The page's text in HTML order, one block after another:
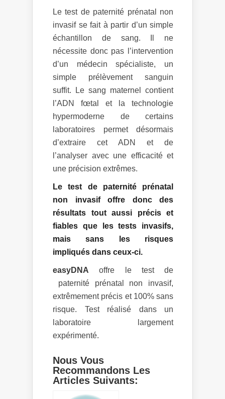
Le test de paternité prénatal non
invasif se fait à partir d’un simple
échantillon de sang. Il ne
nécessite donc pas l’intervention
d’un médecin spécialiste, un
simple prélèvement sanguin
suffit. Le sang maternel contient
l’ADN fœtal et la technologie
hypermoderne de certains
laboratoires permet désormais
d’extraire cet ADN et de
l’analyser avec une efficacité et
une précision extrêmes.
Le test de paternité prénatal
non invasif offre donc des
résultats tout aussi précis et
fiables que les tests invasifs,
mais sans les risques
impliqués dans ceux-ci.
easyDNA offre le test de
paternité prénatal non invasif,
extrêmement précis et 100% sans
risque. Test réalisé dans un
laboratoire largement
expérimenté.
Nous Vous
Recommandons Les
Articles Suivants: